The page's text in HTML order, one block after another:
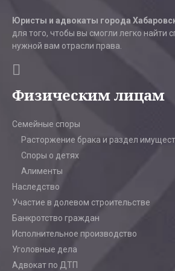
Юристы и адвокаты города
для того, чтобы вы смогли легко найти
нужной вам отрасли права.
Физическим лицам
Семейные споры
Расторжение брака и раздел
Споры о детях
Алименты
Наследство
Участие в долевом строительстве
Банкротство граждан
Исполнительное производство
Уголовные дела
Адвокат по ДТП